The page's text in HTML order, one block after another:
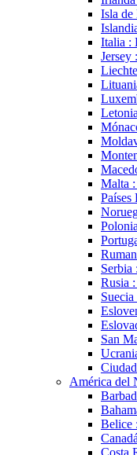
Isla de
Italia :
Jersey
Malta
Países
Serbia
Rusia
San
América del
Belice